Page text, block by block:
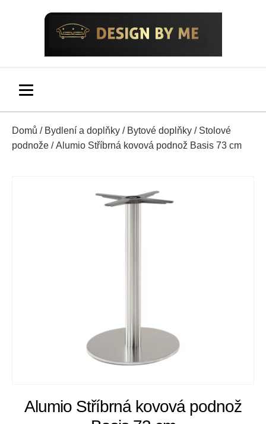
Domů / Bydlení a doplňky / Bytové doplňky / Stolové
podnože / Alumio Stříbrná kovová podnož Basis 73 cm
Alumio Stříbrná kovová podnož